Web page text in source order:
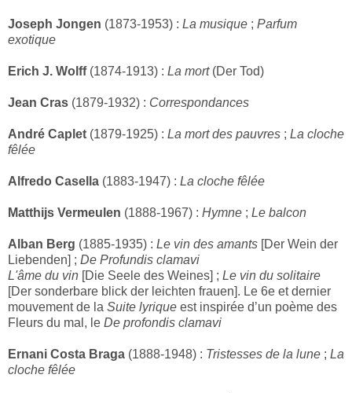
Joseph Jongen (1873-1953) : La musique ; Parfum
exotique
Erich J. Wolff (1874-1913) : La mort(Der Tod)
Jean Cras (1879-1932) : Correspondances
André Caplet (1879-1925) : La mort des pauvres ; La cloche
fêlée
Alfredo Casella (1883-1947) : La cloche fêlée
Matthijs Vermeulen (1888-1967) : Hymne ; Le balcon
Alban Berg (1885-1935) : Le vin des amants [Der Wein der
Liebenden] ; De Profundis clamavi
L'âme du vin [Die Seele des Weines] ; Le vin du solitaire
[Der sonderbare blick der leichten frauen]. Le 6e et dernier
mouvement de la Suite lyrique est inspirée d’un poème des
Fleurs du mal, le De profondis clamavi
Ernani Costa Braga (1888-1948) : Tristesses de la lune ; La
cloche fêlée